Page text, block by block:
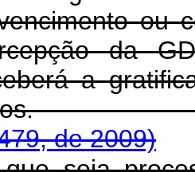
ou
da
a
de 2009)